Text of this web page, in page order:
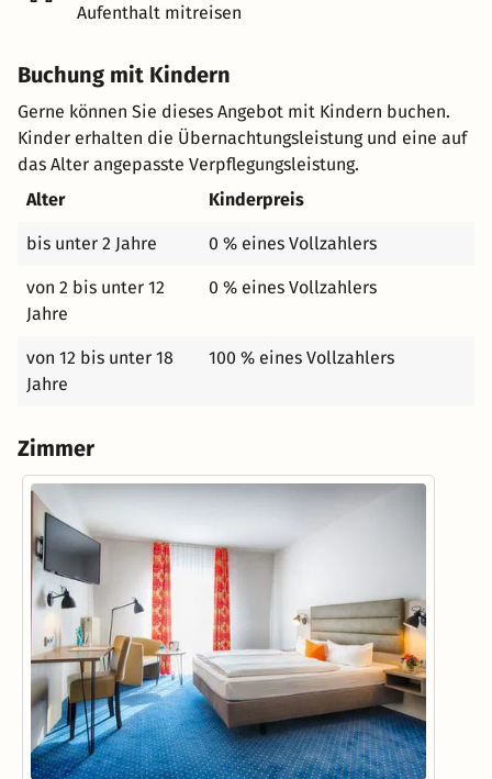
Aufenthalt mitreisen
Buchung mit Kindern
Gerne können Sie dieses Angebot mit Kindern buchen.
Kinder erhalten die Übernachtungsleistung und eine auf
das Alter angepasste Verpflegungsleistung.
Alter
Kinderpreis
bis unter 2 Jahre 0 % eines Vollzahlers
von 2 bis unter 12
Jahre
0 % eines Vollzahlers
von 12 bis unter 18
Jahre
100 % eines Vollzahlers
Zimmer